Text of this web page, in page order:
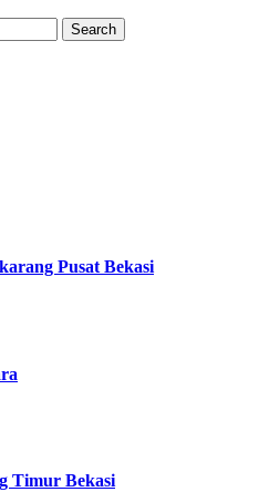
Pusat Bekasi
Timur Bekasi